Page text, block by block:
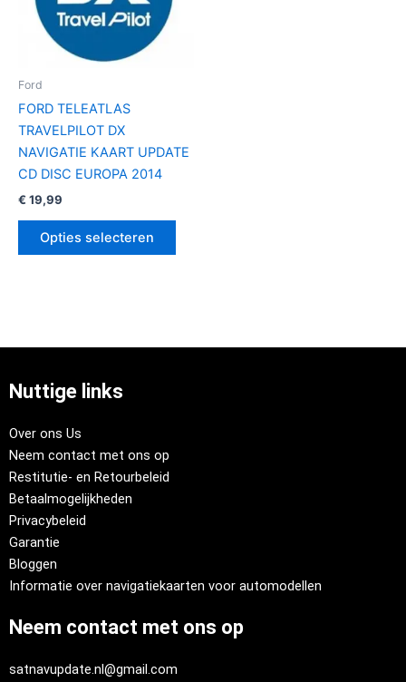
Ford
FORD TELEATLAS
TRAVELPILOT DX
NAVIGATIE KAART UPDATE
CD DISC EUROPA 2014
€ 19,99
Opties selecteren
Nuttige links
Over ons Us
Neem contact met ons op
Restitutie- en Retourbeleid
Betaalmogelijkheden
Privacybeleid
Garantie
Bloggen
Informatie over navigatiekaarten voor automodellen
Neem contact met ons op
satnavupdate.nl@gmail.com